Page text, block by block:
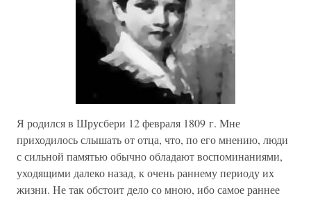
Я родился в Шрусбери 12 февраля 1809 г. Мне
приходилось слышать от отца, что, по его мнению, люди
с сильной памятью обычно обладают воспоминаниями,
уходящими далеко назад, к очень раннему периоду их
жизни. Не так обстоит дело со мною, ибо самое раннее